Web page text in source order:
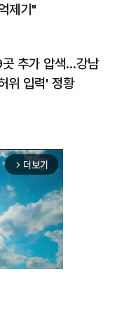
제기"
추가 압색…강남
위 입력' 정황
arrow_forward_ios 더보기